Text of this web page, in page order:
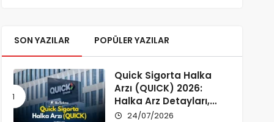
SON YAZILAR POPÜLER YAZILAR
Quick Sigorta Halka
Arzı (QUICK) 2026:
Halka Arz Detayları,
Şirket Profili ve
24/07/2026